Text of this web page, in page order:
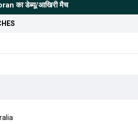
का डेब्यू/आखिरी मैच